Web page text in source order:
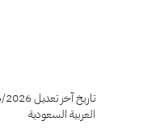
العربية السعودية